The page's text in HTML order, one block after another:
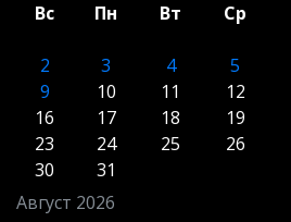
Август 2026
Вс Пн Вт Ср
2
3 4 5
9
10 11 12
16
17 18 19
23
24 25 26
30
31